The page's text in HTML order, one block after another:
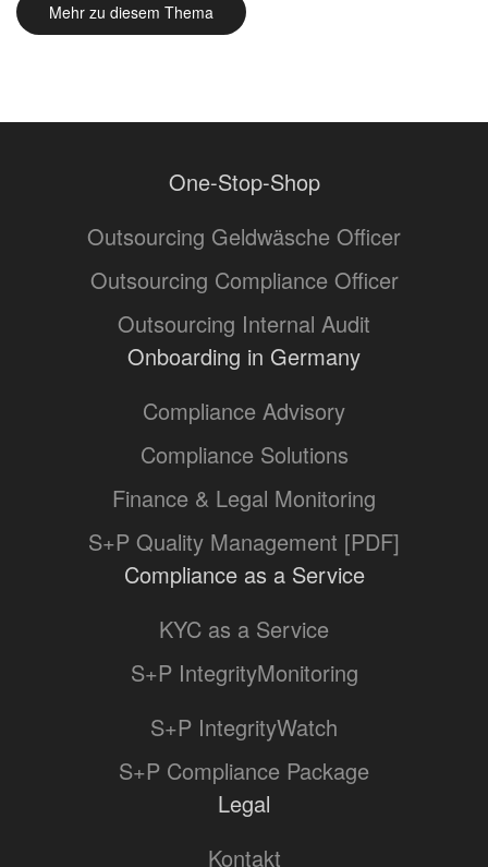
Mehr zu diesem Thema
One-Stop-Shop
Outsourcing Geldwäsche Officer
Outsourcing Compliance Officer
Outsourcing Internal Audit
Onboarding in Germany
Compliance Advisory
Compliance Solutions
Finance & Legal Monitoring
S+P Quality Management [PDF]
Compliance as a Service
KYC as a Service
S+P IntegrityMonitoring
S+P IntegrityWatch
S+P Compliance Package
Legal
Kontakt